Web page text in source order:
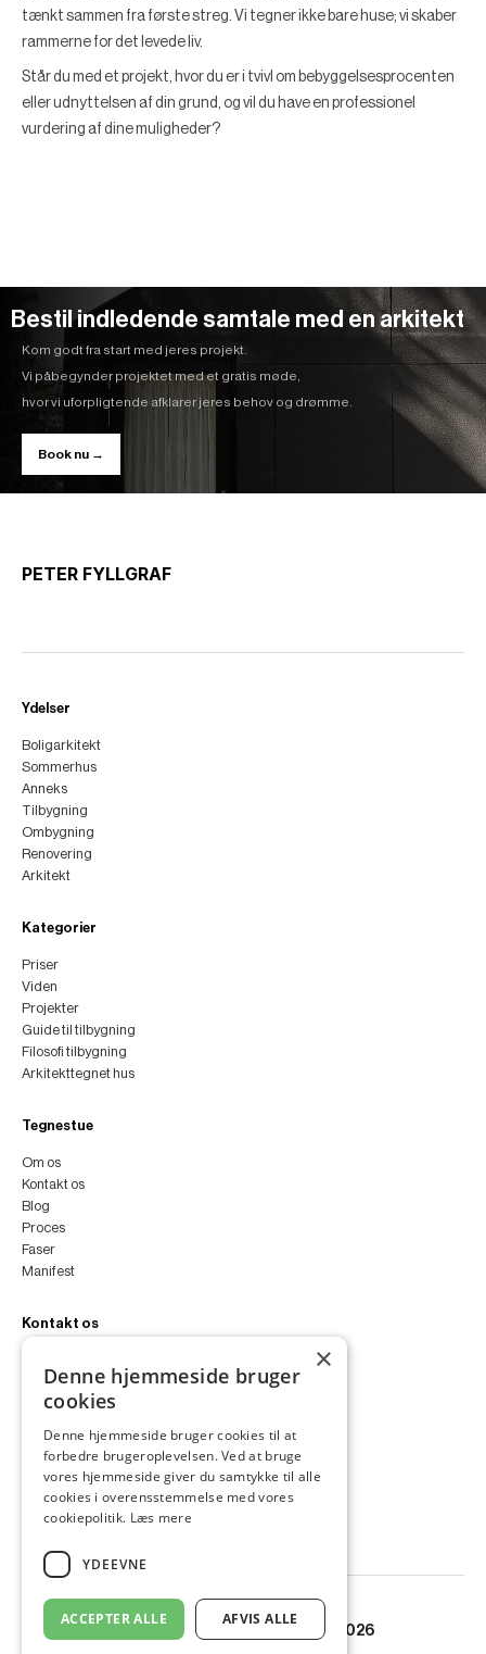
tænkt sammen fra første streg. Vi tegner ikke bare huse; vi skaber
rammerne for det levede liv.
Står du med et projekt, hvor du er i tvivl om bebyggelsesprocenten
eller udnyttelsen af din grund, og vil du have en professionel
vurdering af dine muligheder?
Bestil indledende samtale med en arkitekt
Kom godt fra start med jeres projekt.
Vi påbegynder projektet med et gratis møde,
hvor vi uforpligtende afklarer jeres behov og drømme.
Book nu →
PETER FYLLGRAF
Ydelser
Boligarkitekt
Sommerhus
Anneks
Tilbygning
Ombygning
Renovering
Arkitekt
Kategorier
Priser
Viden
Projekter
Guide til tilbygning
Filosofi tilbygning
Arkitekttegnet hus
Tegnestue
Om os
Kontakt os
Blog
Proces
Faser
Manifest
Kontakt os
+45 4252 0011
VA11a
2300 København S
Instagram
LinkedIn
© Copyright PETER FYLLGRAF 2026
×
Denne hjemmeside bruger
cookies
Denne hjemmeside bruger cookies til at
forbedre brugeroplevelsen. Ved at bruge
vores hjemmeside giver du samtykke til alle
cookies i overensstemmelse med vores
cookiepolitik. Læs mere
YDEEVNE
ACCEPTER ALLE AFVIS ALLE